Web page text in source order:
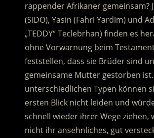
rappender Afrikaner gemeinsam?
(SIDO), Yasin (Fahri Yardim) und
„TEDDY“ Teclebrhan) finden es
ohne Vorwarnung beim
feststellen, dass sie Brüder sind
gemeinsame Mutter gestorben ist.
unterschiedlichen Typen können
ersten Blick nicht leiden und
schnell wieder ihrer Wege ziehen,
nicht ihr ansehnliches, gut